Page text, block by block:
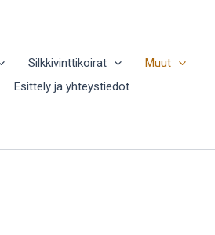
Silkkivinttikoirat
Muut
Esittely ja yhteystiedot